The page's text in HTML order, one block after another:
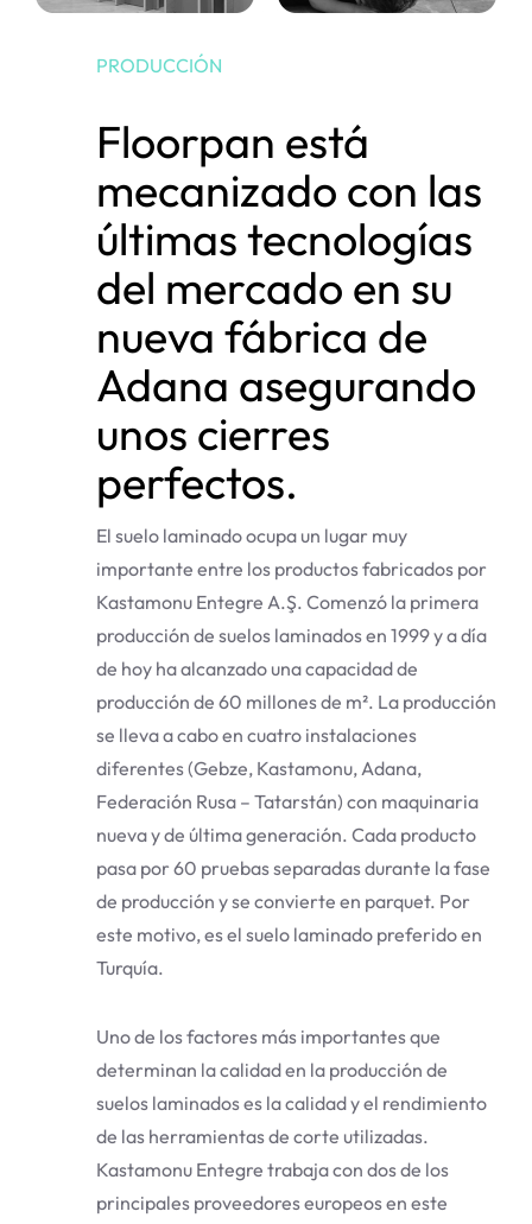
PRODUCCIÓN
Floorpan está
mecanizado con las
últimas tecnologías
del mercado en su
nueva fábrica de
Adana asegurando
unos cierres
perfectos.
El suelo laminado ocupa un lugar muy
importante entre los productos fabricados por
Kastamonu Entegre A.Ş. Comenzó la primera
producción de suelos laminados en 1999 y a día
de hoy ha alcanzado una capacidad de
producción de 60 millones de m². La producción
se lleva a cabo en cuatro instalaciones
diferentes (Gebze, Kastamonu, Adana,
Federación Rusa – Tatarstán) con maquinaria
nueva y de última generación. Cada producto
pasa por 60 pruebas separadas durante la fase
de producción y se convierte en parquet. Por
este motivo, es el suelo laminado preferido en
Turquía.
Uno de los factores más importantes que
determinan la calidad en la producción de
suelos laminados es la calidad y el rendimiento
de las herramientas de corte utilizadas.
Kastamonu Entegre trabaja con dos de los
principales proveedores europeos en este